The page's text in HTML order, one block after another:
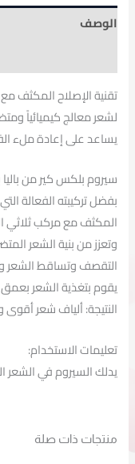
الوصف
تقنيةالإصلاحالمكثفمع
لشعرمعالجكيميائياًومتضرر
يساعدعلىإعادةملء
سيرومبلكسكيرمنباليا
بفضلتركيبتهالفعالةالتي
المكثفمعمركبثلاثي
وتعززمنبنيةالشعر
التقصفوتساقطالشعر
يقومبتغذيةالشعربعمق
النتيجة:أليافشعرأقوى
تعليماتالاستخدام:
يدلكالسيرومفيالشعر
منتجات ذات صلة